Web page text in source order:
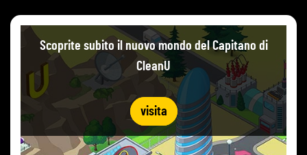
Scoprite subito il nuovo mondo del Capitano di
CleanU
visita